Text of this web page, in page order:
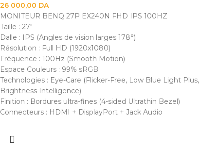
26 000,00 DA
MONITEUR BENQ 27P EX240N FHD IPS 100HZ
Taille : 27"
Dalle : IPS (Angles de vision larges 178°)
Résolution : Full HD (1920x1080)
Fréquence : 100Hz (Smooth Motion)
Espace Couleurs : 99% sRGB
Technologies : Eye-Care (Flicker-Free, Low Blue Light Plus,
Brightness Intelligence)
Finition : Bordures ultra-fines (4-sided Ultrathin Bezel)
Connecteurs : HDMI + DisplayPort + Jack Audio